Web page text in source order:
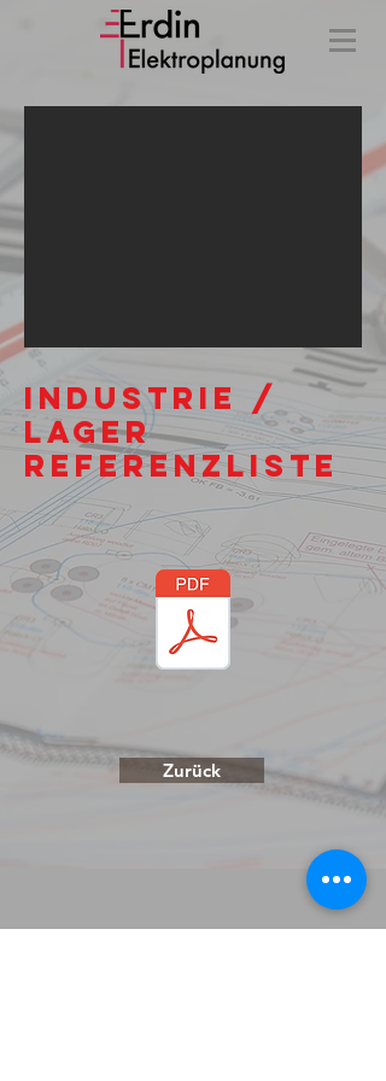
Industrie /
Lager
Referenzliste
Zurück